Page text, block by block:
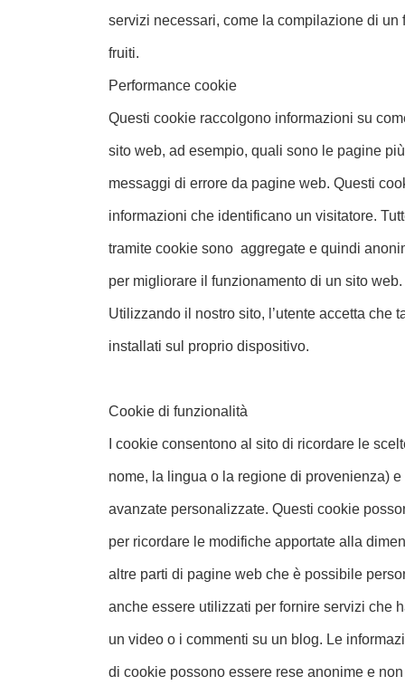
servizi necessari, come la compilazione di un
fruiti.
Performance cookie
Questi cookie raccolgono informazioni su
sito web, ad esempio, quali sono le pagine
messaggi di errore da pagine web. Questi
informazioni che identificano un visitatore.
tramite cookie sono aggregate e quindi
per migliorare il funzionamento di un sito web.
Utilizzando il nostro sito, l’utente accetta che
installati sul proprio dispositivo.
Cookie di funzionalità
I cookie consentono al sito di ricordare le
nome, la lingua o la regione di provenienza)
avanzate personalizzate. Questi cookie
per ricordare le modifiche apportate alla
altre parti di pagine web che è possibile
anche essere utilizzati per fornire servizi che
un video o i commenti su un blog. Le
di cookie possono essere rese anonime e